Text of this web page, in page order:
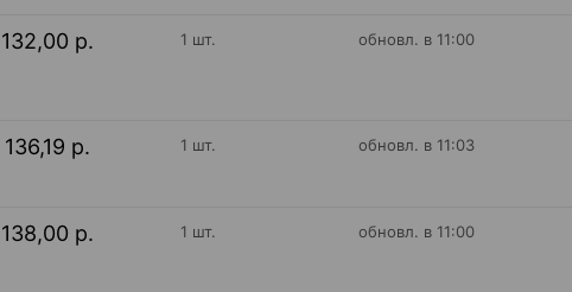
132,00 р. 1 шт. обновл. в 11:00
136,19 р. 1 шт. обновл. в 11:03
138,00 р. 1 шт. обновл. в 11:00